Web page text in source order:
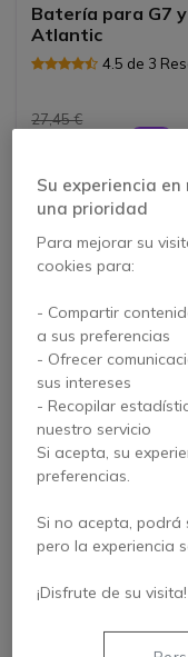
Batería para G7 y
Atlantic
4.5 de 3
27,45 €
Batería de litio
2150mAh para
5 de 4
46,15 €
38,95 € s/Iva -16%
Su experiencia
una prioridad
Para mejorar su
cookies para:
- Compartir
a sus preferencias
- Ofrecer
sus intereses
- Recopilar
nuestro servicio
Si acepta, su
preferencias.
Si no acepta, podrá
pero la experiencia
¡Disfrute de su visita!